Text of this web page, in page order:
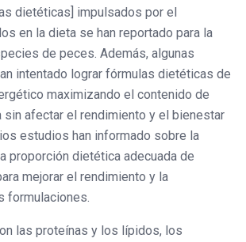
dietéticas] impulsados ​​por el
en la dieta se han reportado para la
de peces. Además, algunas
intentado lograr fórmulas dietéticas de
maximizando el contenido de
afectar el rendimiento y el bienestar
estudios han informado sobre la
proporción dietética adecuada de
mejorar el rendimiento y la
formulaciones.
las proteínas y los lípidos, los